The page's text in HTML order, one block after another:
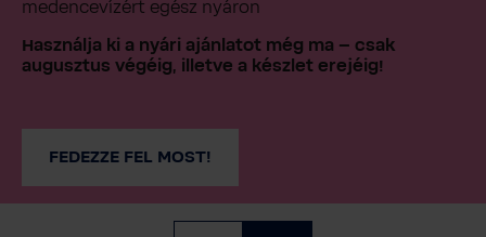
medencevízért egész nyáron
Használja ki a nyári ajánlatot még ma – csak
augusztus végéig, illetve a készlet erejéig!
FEDEZZE FEL MOST!